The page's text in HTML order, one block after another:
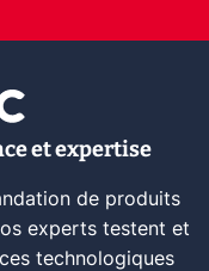
et expertise
de produits
experts testent et
technologiques